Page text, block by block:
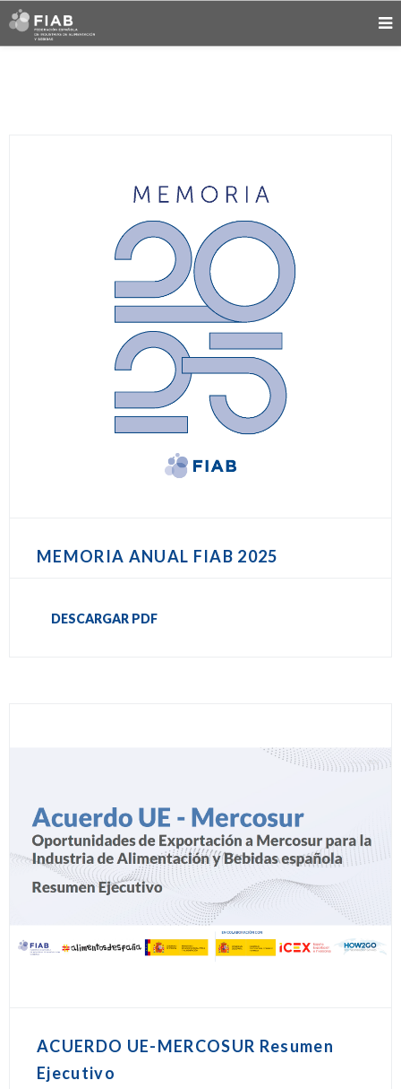
MEMORIA ANUAL FIAB 2025
DESCARGAR PDF
ACUERDO UE-MERCOSUR Resumen
Ejecutivo